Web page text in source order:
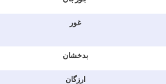
غور
بدخشان
ارزگان